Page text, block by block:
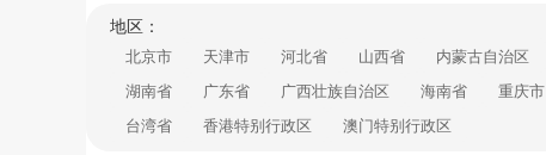
地区：
北京市 天津市 河北省 山西省 内蒙古自治区
湖南省
广东省 广西壮族自治区 海南省 重庆市
台湾省
香港特别行政区 澳门特别行政区